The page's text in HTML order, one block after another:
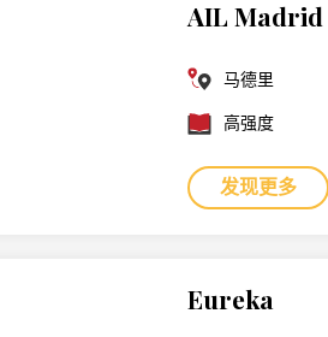
AIL Madrid
马德里
高强度
发现更多
Eureka